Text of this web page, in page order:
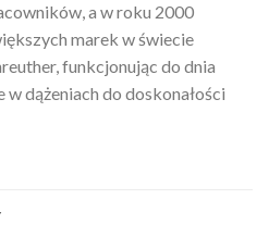
a w roku 2000
marek w świecie
funkcjonując do dnia
dążeniach do doskonałości